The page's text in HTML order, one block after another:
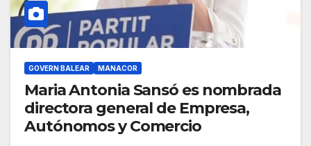
GOVERN BALEAR MANACOR
Maria Antonia Sansó es nombrada
directora general de Empresa,
Autónomos y Comercio